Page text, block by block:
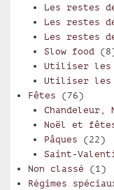
Les restes
Les restes
Les restes
Slow food
Utiliser les
Utiliser les
Fêtes (76)
Chandeleur,
Noël et
Pâques (22)
Saint-
Non classé (1)
Régimes